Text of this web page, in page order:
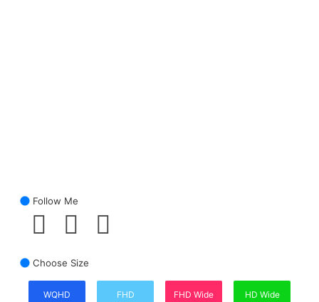
Follow Me
Choose Size
WQHD
FHD
FHD Wide
HD Wide